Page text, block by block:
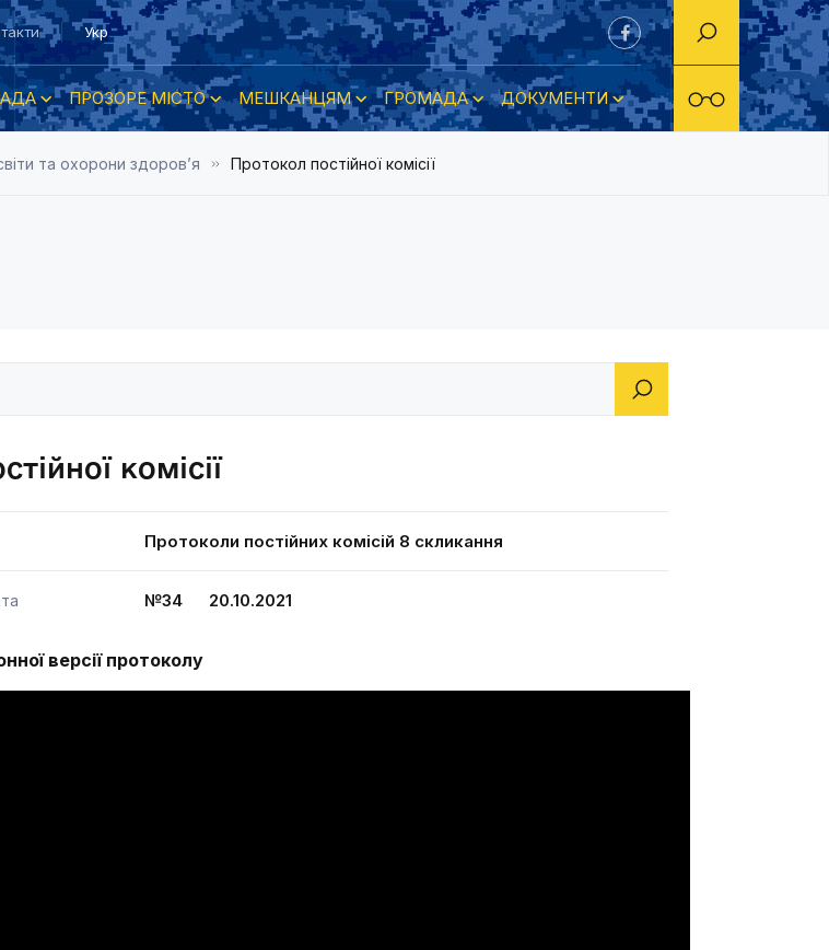
Укр
ПРОЗОРЕ МІСТО МЕШКАНЦЯМ ГРОМАДА ДОКУМЕНТИ
та охорони здоров’я Протокол постійної комісії
комісії
Протоколи постійних комісій 8 скликання
№34 20.10.2021
версії протоколу